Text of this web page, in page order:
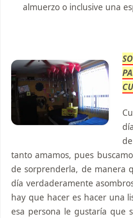
almuerzo o inclusive una
tanto amamos, pues
de sorprenderla, de manera
día verdaderamente
hay que hacer es hacer una
esa persona le gustaría que